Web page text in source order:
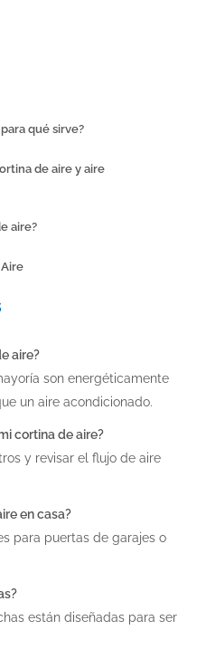
qué sirve?
y contaminantes:
de aire y aire
del aire.
frecuentadas.
y contaminantes.
de un espacio.
ambiente.
aire?
cafeterías.
o almacenes.
aire?
son energéticamente
un aire acondicionado.
cortina de aire?
y revisar el flujo de aire
en casa?
para puertas de garajes o
están diseñadas para ser